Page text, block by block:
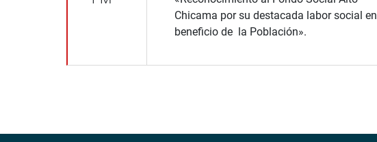
Chicama por su destacada labor social en
beneficio de la Población».